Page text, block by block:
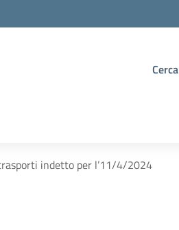
Cerca
indetto per l’11/4/2024